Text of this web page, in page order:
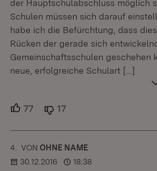
der Hauptschulabschluss möglich
Schulen müssen sich darauf
habe ich die Befürchtung, dass
Rücken der gerade sich
Gemeinschaftsschulen geschehen
neue, erfolgreiche Schulart […]
77 Unterstützer.
17
4. KOMMENTAR
VON :OHNE NAME
30.12.2016
18:38